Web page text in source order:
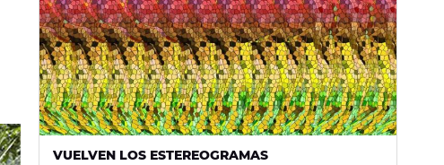
VUELVEN LOS ESTEREOGRAMAS